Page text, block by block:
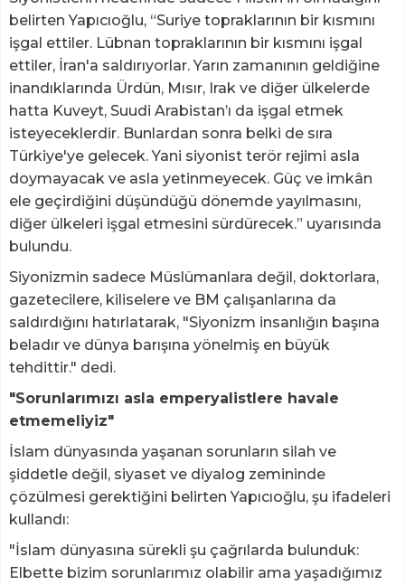
belirten Yapıcıoğlu, “Suriye topraklarının bir kısmını
işgal ettiler. Lübnan topraklarının bir kısmını işgal
ettiler, İran'a saldırıyorlar. Yarın zamanının geldiğine
inandıklarında Ürdün, Mısır, Irak ve diğer ülkelerde
hatta Kuveyt, Suudi Arabistan’ı da işgal etmek
isteyeceklerdir. Bunlardan sonra belki de sıra
Türkiye'ye gelecek. Yani siyonist terör rejimi asla
doymayacak ve asla yetinmeyecek. Güç ve imkân
ele geçirdiğini düşündüğü dönemde yayılmasını,
diğer ülkeleri işgal etmesini sürdürecek.” uyarısında
bulundu.
Siyonizmin sadece Müslümanlara değil, doktorlara,
gazetecilere, kiliselere ve BM çalışanlarına da
saldırdığını hatırlatarak, "Siyonizm insanlığın başına
beladır ve dünya barışına yönelmiş en büyük
tehdittir." dedi.
"Sorunlarımızı asla emperyalistlere havale
etmemeliyiz"
İslam dünyasında yaşanan sorunların silah ve
şiddetle değil, siyaset ve diyalog zemininde
çözülmesi gerektiğini belirten Yapıcıoğlu, şu ifadeleri
kullandı:
"İslam dünyasına sürekli şu çağrılarda bulunduk:
Elbette bizim sorunlarımız olabilir ama yaşadığımız